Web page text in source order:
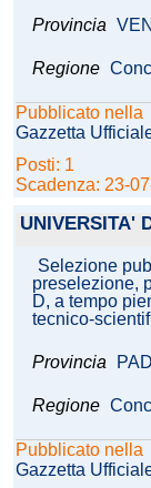
Provincia
Regione
Pubblicato nella
Gazzetta
Posti: 1
Scadenza: 23-
UNIVERSITA'
Selezione
preselezione,
D, a tempo
tecnico-
Provincia
Regione
Pubblicato nella
Gazzetta